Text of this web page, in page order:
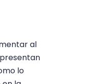
al
lo